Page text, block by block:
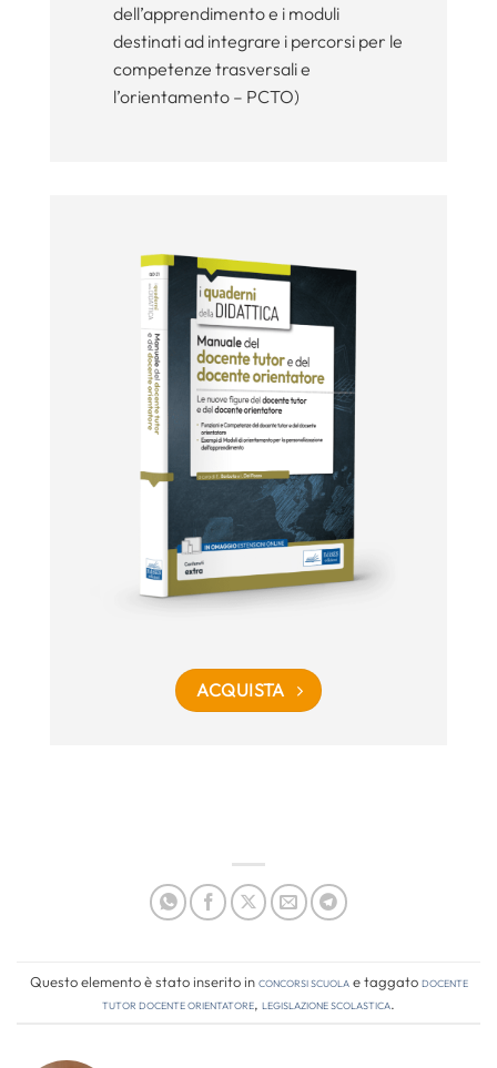
dell’apprendimento e i moduli
destinati ad integrare i percorsi per le
competenze trasversali e
l’orientamento – PCTO)
ACQUISTA
Questo elemento è stato inserito inConcorsi Scuolae taggatodocente
tutor docente orientatore, legislazione scolastica.